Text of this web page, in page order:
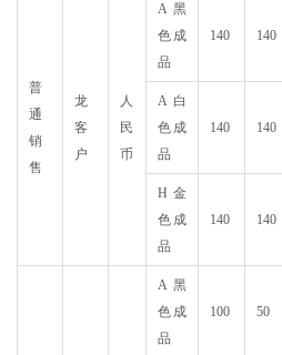
普
通
销
售
龙
客
户
人
民
币
A黑
色成
品
140 140
A白
色成
品
140 140
H金
色成
品
140 140
A黑
色成
品
100 50